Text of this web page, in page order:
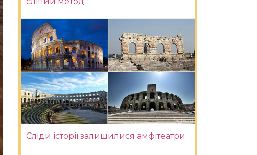
Сліди історії залишилися амфітеатри